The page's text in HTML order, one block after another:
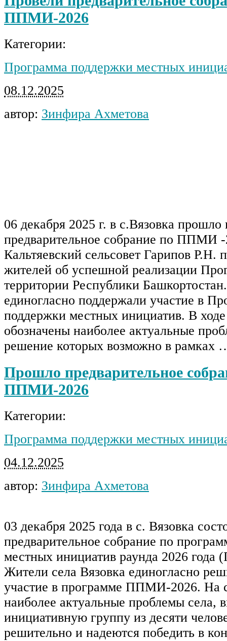
ППМИ-2026
Категории:
Программа поддержки местных
08.12.2025
автор: Зинфира Ахметова
06 декабря 2025 г. в с.Вязовка прошло
предварительное собрание по ППМИ
Кальтяевский сельсовет Гарипов Р.Н.
жителей об успешной реализации
территории Республики
единогласно поддержали участие в
поддержки местных инициатив. В
обозначены наиболее актуальные
решение которых возможно в рамках
Прошло предварительное
ППМИ-2026
Категории:
Программа поддержки местных
04.12.2025
автор: Зинфира Ахметова
03 декабря 2025 года в с. Вязовка
предварительное собрание по
местных инициатив раунда 2026
Жители села Вязовка единогласно
участие в программе ППМИ-2026. На
наиболее актуальные проблемы села,
инициативную группу из десяти
решительно и надеются победить в